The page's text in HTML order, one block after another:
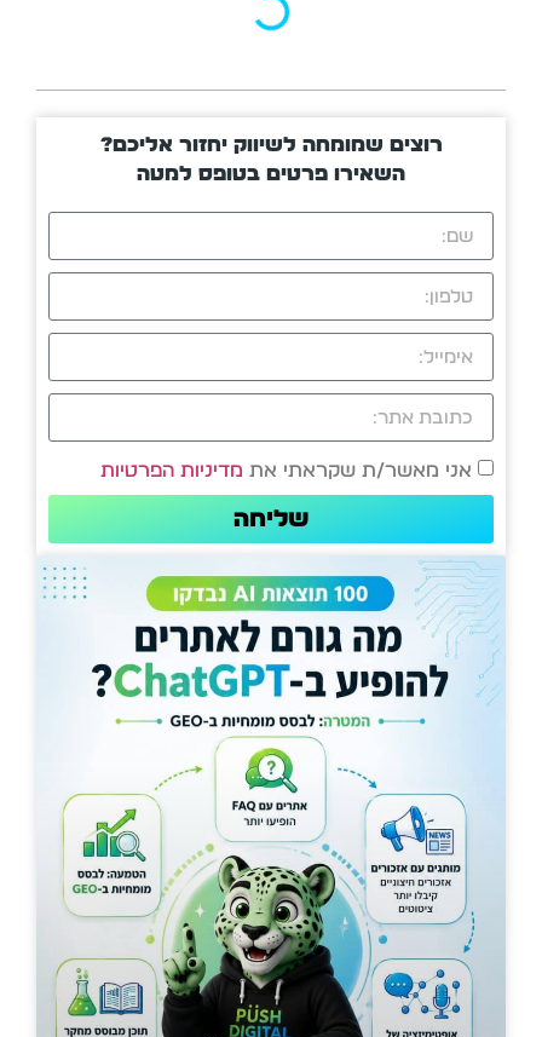
רוצים שמומחה לשיווק יחזור אליכם?
השאירו פרטים בטופס למטה
אני מאשר/ת שקראתי את מדיניות הפרטיות
שליחה